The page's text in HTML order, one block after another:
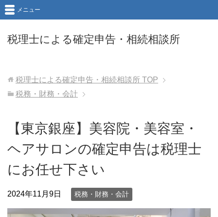
税理士による確定申告・相続相談所
メニュー
税理士による確定申告・相続相談所 TOP
税務・財務・会計
【東京銀座】美容院・美容室・
ヘアサロンの確定申告は税理士
にお任せ下さい
2024年11月9日 税務・財務・会計